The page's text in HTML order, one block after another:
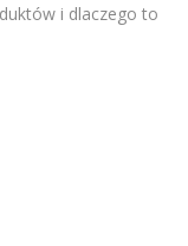
i dlaczego to